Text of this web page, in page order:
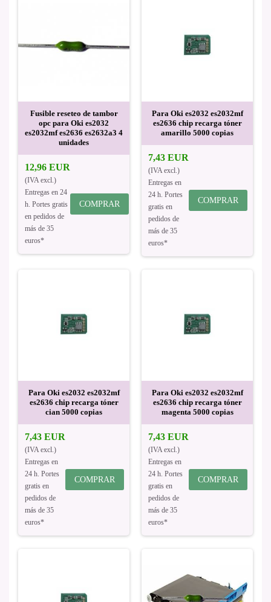
Fusible reseteo de tambor
opc para Oki es2032
es2032mf es2636 es2632a3 4
unidades
12,96 EUR
(IVA excl.)
Entregas en 24
h. Portes gratis
en pedidos de
más de 35
euros*
COMPRAR
Para Oki es2032 es2032mf
es2636 chip recarga tóner
amarillo 5000 copias
7,43 EUR
(IVA excl.)
Entregas en
24 h. Portes
gratis en
pedidos de
más de 35
euros*
COMPRAR
Para Oki es2032 es2032mf
es2636 chip recarga tóner
cian 5000 copias
7,43 EUR
(IVA excl.)
Entregas en
24 h. Portes
gratis en
pedidos de
más de 35
euros*
COMPRAR
Para Oki es2032 es2032mf
es2636 chip recarga tóner
magenta 5000 copias
7,43 EUR
(IVA excl.)
Entregas en
24 h. Portes
gratis en
pedidos de
más de 35
euros*
COMPRAR